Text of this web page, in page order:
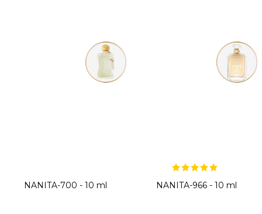
NANITA-700 - 10 ml NANITA-966 - 10 ml